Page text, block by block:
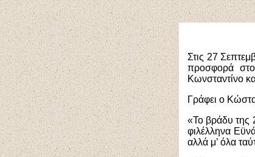
Στις 27
προσφορά
Κωνσταντίνο
Γράφει ο
«Το βράδυ της
φιλέλληνα
αλλά μ’ όλα